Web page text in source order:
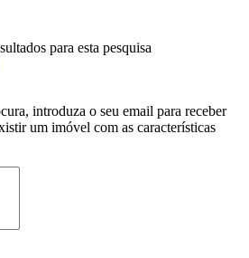
para esta pesquisa
introduza o seu email para receber
um imóvel com as características